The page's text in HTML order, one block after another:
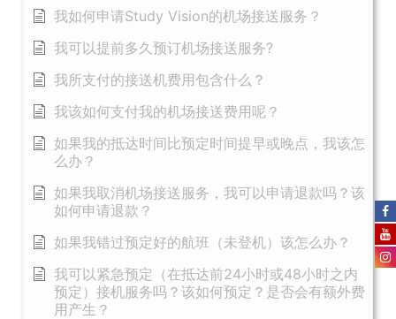
我如何申请Study Vision的机场接送服务？
我可以提前多久预订机场接送服务?
我所支付的接送机费用包含什么？
我该如何支付我的机场接送费用呢？
如果我的抵达时间比预定时间提早或晚点，我该怎
么办？
如果我取消机场接送服务，我可以申请退款吗？该
如何申请退款？
如果我错过预定好的航班（未登机）该怎么办？
我可以紧急预定（在抵达前24小时或48小时之内
预定）接机服务吗？该如何预定？是否会有额外费
用产生？